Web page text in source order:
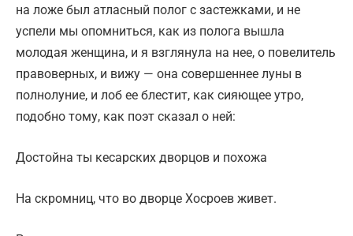
на ложе был атласный полог с застежками, и не
успели мы опомниться, как из полога вышла
молодая женщина, и я взглянула на нее, о повелитель
правоверных, и вижу — она совершеннее луны в
полнолуние, и лоб ее блестит, как сияющее утро,
подобно тому, как поэт сказал о ней:
Достойна ты кесарских дворцов и похожа
На скромниц, что во дворце Хосроев живет.